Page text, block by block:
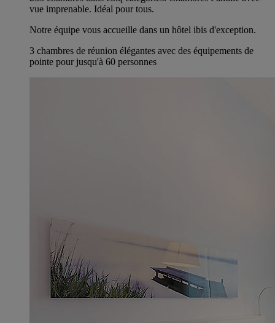
vue imprenable. Idéal pour tous.
Notre équipe vous accueille dans un hôtel ibis d'exception.
3 chambres de réunion élégantes avec des équipements de
pointe pour jusqu'à 60 personnes